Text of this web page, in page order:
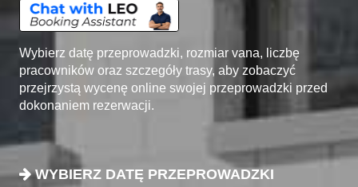
Wybierz datę przeprowadzki, rozmiar vana, liczbę
pracowników oraz szczegóły trasy, aby zobaczyć
przejrzystą wycenę online swojej przeprowadzki przed
dokonaniem rezerwacji.
WYBIERZ DATĘ PRZEPROWADZKI